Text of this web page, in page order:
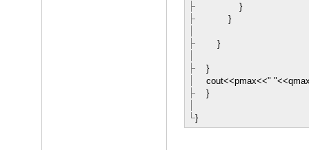
}
}
}
}
cout<<pmax<<" "<<
}
}